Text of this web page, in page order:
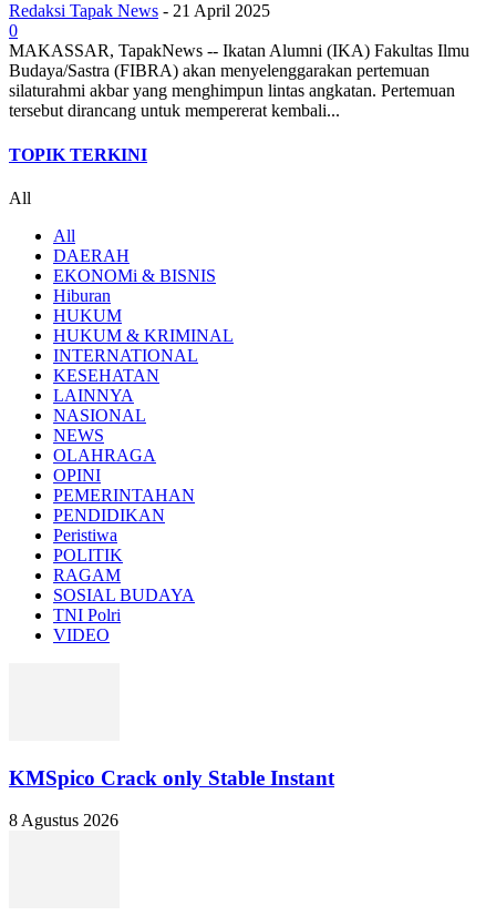
Redaksi Tapak News - 21 April 2025
0
MAKASSAR, TapakNews -- Ikatan Alumni (IKA) Fakultas Ilmu
Budaya/Sastra (FIBRA) akan menyelenggarakan pertemuan
silaturahmi akbar yang menghimpun lintas angkatan. Pertemuan
tersebut dirancang untuk mempererat kembali...
TOPIK TERKINI
All
All
DAERAH
EKONOMi & BISNIS
Hiburan
HUKUM
HUKUM & KRIMINAL
INTERNATIONAL
KESEHATAN
LAINNYA
NASIONAL
NEWS
OLAHRAGA
OPINI
PEMERINTAHAN
PENDIDIKAN
Peristiwa
POLITIK
RAGAM
SOSIAL BUDAYA
TNI Polri
VIDEO
KMSpico Crack only Stable Instant
8 Agustus 2026